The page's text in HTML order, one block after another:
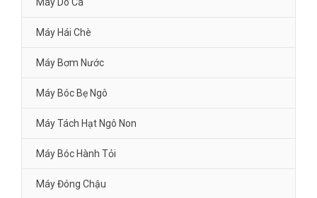
Máy Hái Chè
Máy Bơm Nước
Máy Bóc Bẹ Ngô
Máy Tách Hạt Ngô Non
Máy Bóc Hành Tỏi
Máy Đóng Chậu